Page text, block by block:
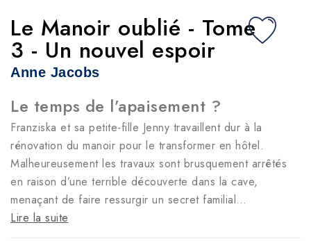
Le Manoir oublié - Tome
3 - Un nouvel espoir
Anne Jacobs
Le temps de l’apaisement ?
Franziska et sa petite-fille Jenny travaillent dur à la
rénovation du manoir pour le transformer en hôtel.
Malheureusement les travaux sont brusquement arrêtés
en raison d’une terrible découverte dans la cave,
menaçant de faire ressurgir un secret familial…
Lire la suite